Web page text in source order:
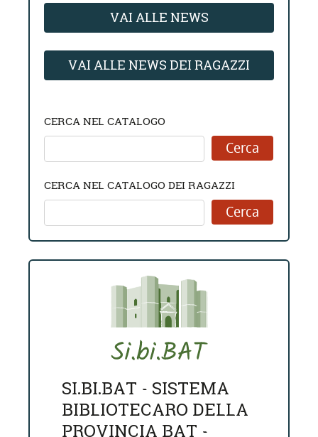
VAI ALLE NEWS
VAI ALLE NEWS DEI RAGAZZI
CERCA NEL CATALOGO
CERCA NEL CATALOGO DEI RAGAZZI
SI.BI.BAT - SISTEMA
BIBLIOTECARO DELLA
PROVINCIA BAT -